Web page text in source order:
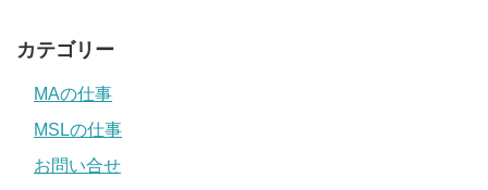
カテゴリー
MAの仕事
MSLの仕事
お問い合せ